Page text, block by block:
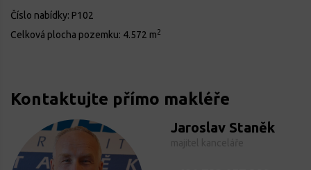
Číslo nabídky: P102
Celková plocha pozemku: 4.572 m2
Kontaktujte přímo makléře
Jaroslav Staněk